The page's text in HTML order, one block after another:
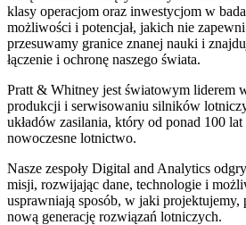
klasy operacjom oraz inwestycjom w
możliwości i potencjał, jakich nie
przesuwamy granice znanej nauki i
łączenie i ochronę naszego świata.
Pratt & Whitney jest światowym liderem
produkcji i serwisowaniu silników
układów zasilania, który od ponad 100
nowoczesne lotnictwo.
Nasze zespoły Digital and Analytics
misji, rozwijając dane, technologie i
usprawniają sposób, w jaki
nową generację rozwiązań lotniczych.